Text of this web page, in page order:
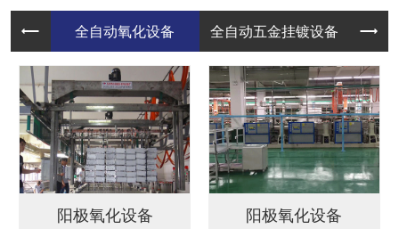
阳极氧化设备 阳极氧化设备